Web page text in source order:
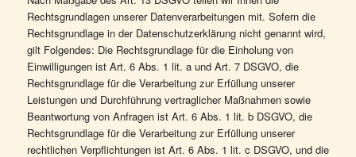
Rechtsgrundlagen unserer Datenverarbeitungen mit. Sofern die
Rechtsgrundlage in der Datenschutzerklärung nicht genannt wird,
gilt Folgendes: Die Rechtsgrundlage für die Einholung von
Einwilligungen ist Art. 6 Abs. 1 lit. a und Art. 7 DSGVO, die
Rechtsgrundlage für die Verarbeitung zur Erfüllung unserer
Leistungen und Durchführung vertraglicher Maßnahmen sowie
Beantwortung von Anfragen ist Art. 6 Abs. 1 lit. b DSGVO, die
Rechtsgrundlage für die Verarbeitung zur Erfüllung unserer
rechtlichen Verpflichtungen ist Art. 6 Abs. 1 lit. c DSGVO, und die